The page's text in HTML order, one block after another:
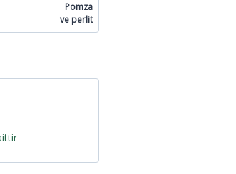
Pomza
ve perlit